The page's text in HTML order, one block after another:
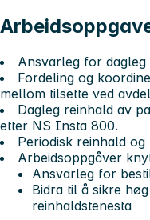
Ansvarleg for
Fordeling og
mellom tilsette ved
Dagleg reinhald av
etter NS Insta 800.
Periodisk reinhald
Arbeidsoppgåver
Ansvarleg for
Bidra til å sikre
reinhaldstenesta